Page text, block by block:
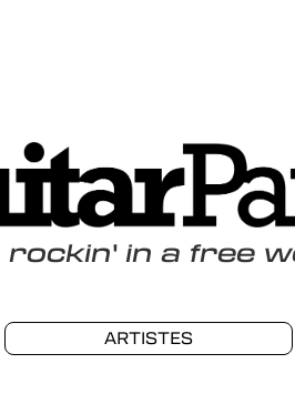
rockin' in a free
ARTISTES